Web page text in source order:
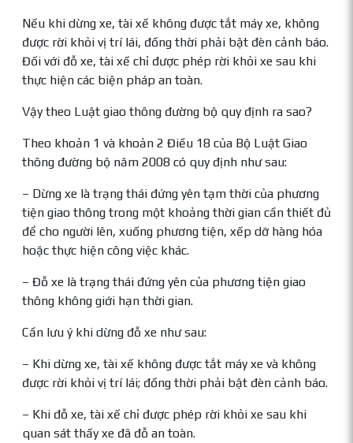
Nếu khi dừng xe, tài xế không được tắt máy xe, không
được rời khỏi vị trí lái, đồng thời phải bật đèn cảnh báo.
Đối với đỗ xe, tài xế chỉ được phép rời khỏi xe sau khi
thực hiện các biện pháp an toàn.
Vậy theo Luật giao thông đường bộ quy định ra sao?
Theo khoản 1 và khoản 2 Điều 18 của Bộ Luật Giao
thông đường bộ năm 2008 có quy định như sau:
– Dừng xe là trạng thái đứng yên tạm thời của phương
tiện giao thông trong một khoảng thời gian cần thiết đủ
để cho người lên, xuống phương tiện, xếp dỡ hàng hóa
hoặc thực hiện công việc khác.
– Đỗ xe là trạng thái đứng yên của phương tiện giao
thông không giới hạn thời gian.
Cần lưu ý khi dừng đỗ xe như sau:
– Khi dừng xe, tài xế không được tắt máy xe và không
được rời khỏi vị trí lái; đồng thời phải bật đèn cảnh báo.
– Khi đỗ xe, tài xế chỉ được phép rời khỏi xe sau khi
quan sát thấy xe đã đỗ an toàn.